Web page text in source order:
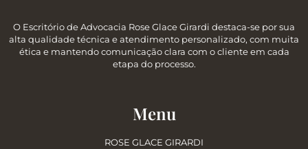
O Escritório de Advocacia Rose Glace Girardi destaca-se por sua
alta qualidade técnica e atendimento personalizado, com muita
ética e mantendo comunicação clara com o cliente em cada
etapa do processo.
Menu
ROSE GLACE GIRARDI